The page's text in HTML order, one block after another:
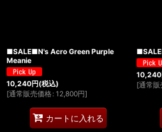
■SALE■N's Acro Green Purple
Meanie
10,240円(税込)
[通常販売価格 : 12,800円]
カートに入れる
10,240
[通常販